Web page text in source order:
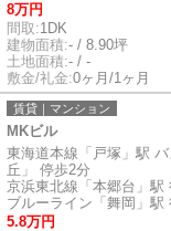
8万円
間取:1DK
建物面積:- / 8.90坪
土地面積:- / -
敷金/礼金:0ヶ月/1ヶ月
賃貸｜マンション
MKビル
東海道本線「戸塚」駅
丘」 停歩2分
京浜東北線「本郷台」駅
ブルーライン「舞岡」駅
5.8万円